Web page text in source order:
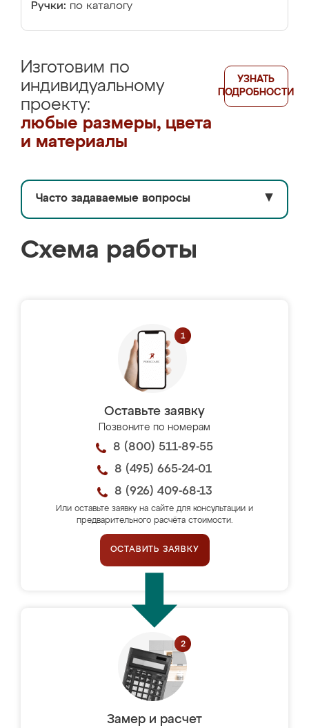
Ручки: по каталогу
Изготовим по
индивидуальному
проекту:
любые размеры, цвета
и материалы
УЗНАТЬ
ПОДРОБНОСТИ
Часто задаваемые вопросы ▼
Схема работы
Оставьте заявку
Позвоните по номерам
8 (800) 511-89-55
8 (495) 665-24-01
8 (926) 409-68-13
Или оставьте заявку на сайте для консультации и
предварительного расчёта стоимости.
ОСТАВИТЬ ЗАЯВКУ
Замер и расчет